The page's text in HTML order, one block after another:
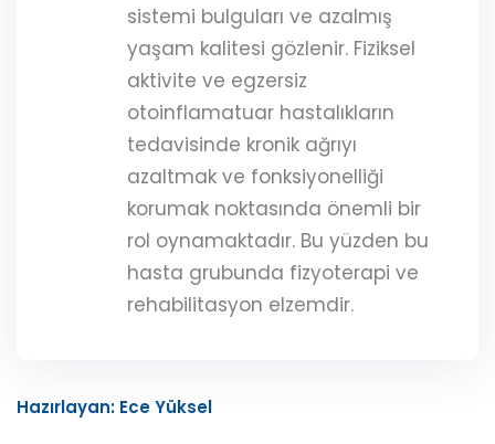
sistemi bulguları ve azalmış
yaşam kalitesi gözlenir. Fiziksel
aktivite ve egzersiz
otoinflamatuar hastalıkların
tedavisinde kronik ağrıyı
azaltmak ve fonksiyonelliği
korumak noktasında önemli bir
rol oynamaktadır. Bu yüzden bu
hasta grubunda fizyoterapi ve
rehabilitasyon elzemdir.
Hazırlayan: Ece Yüksel